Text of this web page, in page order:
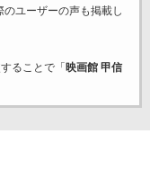
ユーザーの声も掲載し
ることで「 映画館 甲信